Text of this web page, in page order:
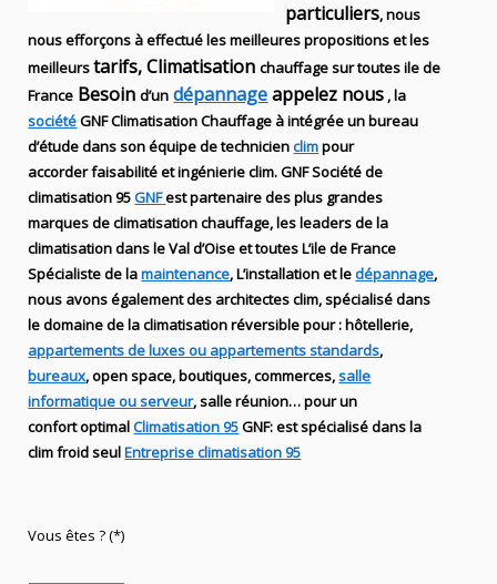
particuliers, nous
nous efforçons à effectué les meilleures propositions et les
meilleurstarifs, Climatisationchauffage sur toutes ile de
France Besoind’un dépannageappelez nous , la
sociétéGNFClimatisation Chauffage à intégrée un bureau
d’étude dans son équipe de technicienclimpour
accorder faisabilité et ingénierieclim.GNFSociété de
climatisation 95GNFest partenaire des plus grandes
marques declimatisation chauffage, les leadersde la
climatisation dans le Val d’Oise et toutes L’ile de France
Spécialiste delamaintenance, L’installationet ledépannage,
nous avons également des architectes clim,spécialisé dans
le domaine de laclimatisation réversiblepour : hôtellerie,
appartements de luxes ou appartements standards,
bureaux, open space, boutiques, commerces,salle
informatique ou serveur, salle réunion… pour un
confort optimalClimatisation 95GNF:estspécialisédans la
climfroid seulEntreprise climatisation 95
Vous êtes ? (*)